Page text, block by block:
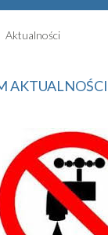
Aktualności